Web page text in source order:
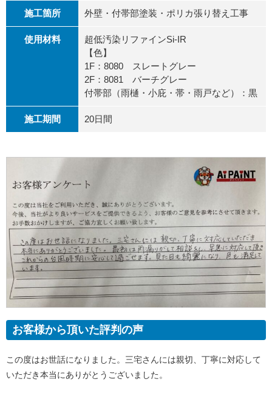
施工箇所 外壁・付帯部塗装・ポリカ張り替え工事
使用材料
超低汚染リファインSi-IR
【色】
1F：8080 スレートグレー
2F：8081 バーチグレー
付帯部（雨樋・小庇・帯・雨戸など）：黒
施工期間 20日間
お客様から頂いた評判の声
この度はお世話になりました。三宅さんには親切、丁寧に対応して
いただき本当にありがとうございました。